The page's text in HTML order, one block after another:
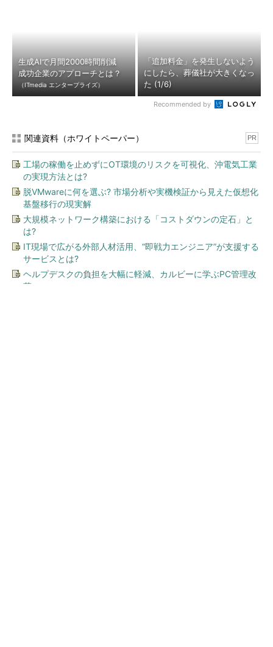
生成AIで月間2000時間削減
成功企業のアプローチとは？
（ITmedia エンタープライズ）
「追加料金」を発生しないよう
にしたら、葬儀社が大きくなっ
た (1/6)
Recommended by
関連資料（ホワイトペーパー） PR
工場の稼働を止めずにOT環境のリスクを可視化、沖電気工業
の実現方法とは?
脱VMwareに何を選ぶ? 市場分析や実機検証から見えた仮想化
基盤移行の現実解
大規模ネットワーク構築における「コストダウンの定石」と
は?
IT現場で広がる外部人材活用、“即戦力エンジニア”が支援する
サービスとは?
ヘルプデスクの負担を大幅に軽減、カルビーに学ぶPC管理改
革